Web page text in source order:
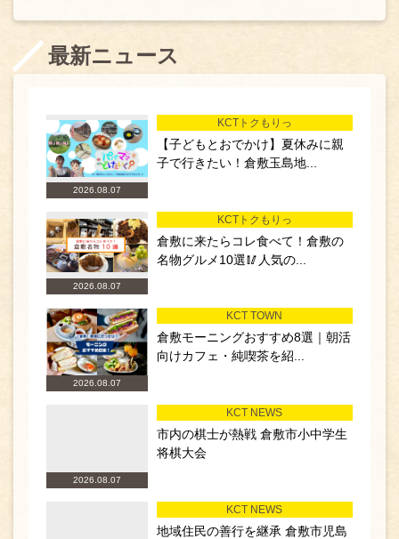
最新ニュース
2026.08.07
KCTトクもりっ
【子どもとおでかけ】夏休みに親
子で行きたい！倉敷玉島地...
2026.08.07
KCTトクもりっ
倉敷に来たらコレ食べて！倉敷の
名物グルメ10選🥢人気の...
2026.08.07
KCT TOWN
倉敷モーニングおすすめ8選｜朝活
向けカフェ・純喫茶を紹...
2026.08.07
KCT NEWS
市内の棋士が熱戦 倉敷市小中学生
将棋大会
KCT NEWS
地域住民の善行を継承 倉敷市児島